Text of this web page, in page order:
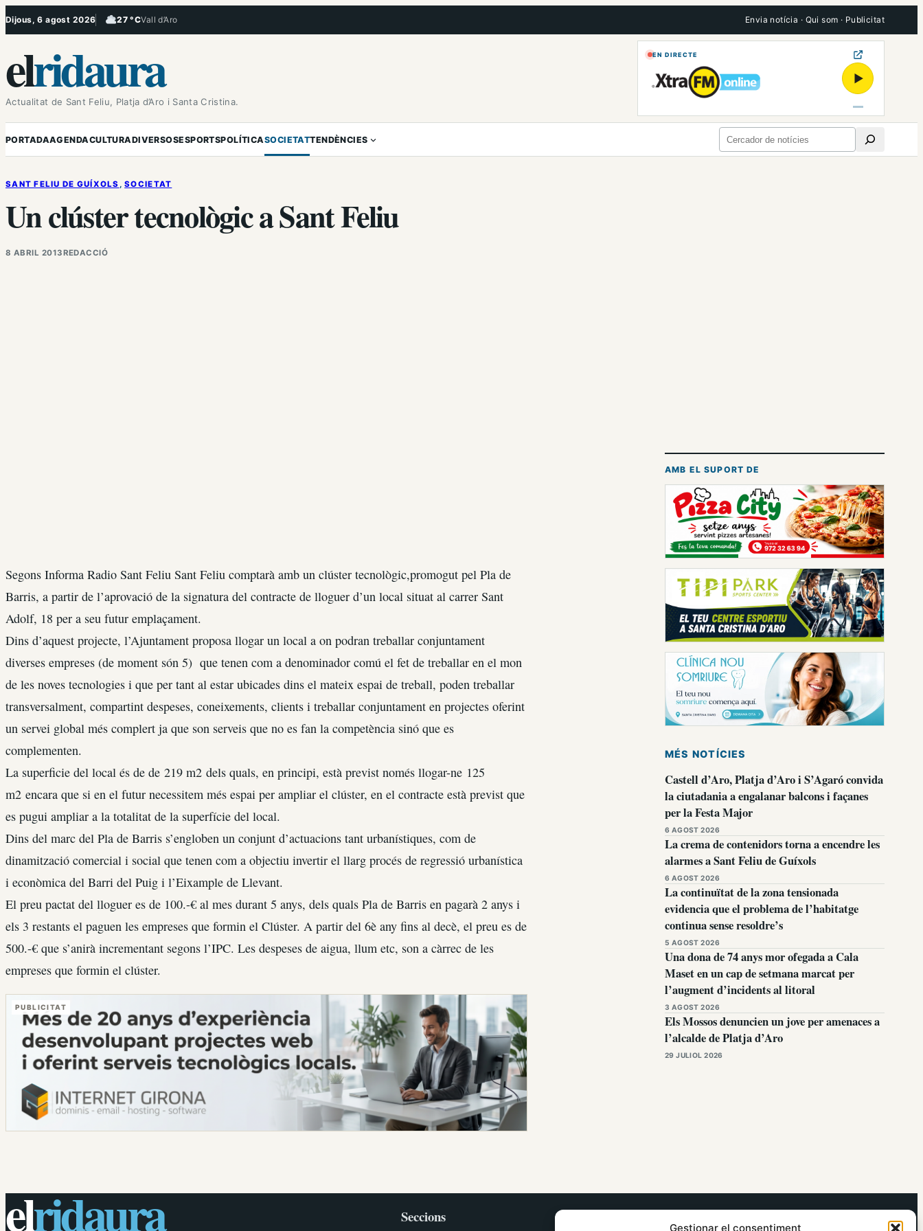
Gestionar el consentiment
Vés
Dijous, 6 agost 2026 27 °CVall d’Aro
, Ennuvolat Envia notícia · Qui som · Publicitat
elridaura
Actualitat de Sant Feliu, Platja d’Aro i Santa Cristina.
EN DIRECTE
▶
PORTADAAGENDACULTURADIVERSOSESPORTSPOLÍTICASOCIETATTENDÈNCIES Cerca
SANT FELIU DE GUÍXOLS , SOCIETAT
Un clúster tecnològic a Sant Feliu
8 ABRIL 2013REDACCIÓ
Segons Informa Radio Sant Feliu Sant Feliu comptarà amb un clúster tecnològic,promogut pel Pla de
Barris, a partir de l’aprovació de la signatura del contracte de lloguer d’un local situat al carrer Sant
Adolf, 18 per a seu futur emplaçament.
Dins d’aquest projecte, l’Ajuntament proposa llogar un local a on podran treballar conjuntament
diverses empreses (de moment són 5) que tenen com a denominador comú el fet de treballar en el mon
de les noves tecnologies i que per tant al estar ubicades dins el mateix espai de treball, poden treballar
transversalment, compartint despeses, coneixements, clients i treballar conjuntament en projectes oferint
un servei global més complert ja que son serveis que no es fan la competència sinó que es
complementen.
La superficie del local és de de 219 m2 dels quals, en principi, està previst només llogar-ne 125
m2 encara que si en el futur necessitem més espai per ampliar el clúster, en el contracte està previst que
es pugui ampliar a la totalitat de la superfície del local.
Dins del marc del Pla de Barris s’engloben un conjunt d’actuacions tant urbanístiques, com de
dinamització comercial i social que tenen com a objectiu invertir el llarg procés de regressió urbanística
i econòmica del Barri del Puig i l’Eixample de Llevant.
El preu pactat del lloguer es de 100.-€ al mes durant 5 anys, dels quals Pla de Barris en pagarà 2 anys i
els 3 restants el paguen les empreses que formin el Clúster. A partir del 6è any fins al decè, el preu es de
500.-€ que s’anirà incrementant segons l’IPC. Les despeses de aigua, llum etc, son a càrrec de les
empreses que formin el clúster.
PUBLICITAT
AMB EL SUPORT DE
MÉS NOTÍCIES
Castell d’Aro, Platja d’Aro i S’Agaró convida
la ciutadania a engalanar balcons i façanes
per la Festa Major
6 AGOST 2026
La crema de contenidors torna a encendre les
alarmes a Sant Feliu de Guíxols
6 AGOST 2026
La continuïtat de la zona tensionada
evidencia que el problema de l’habitatge
continua sense resoldre’s
5 AGOST 2026
Una dona de 74 anys mor ofegada a Cala
Maset en un cap de setmana marcat per
l’augment d’incidents al litoral
3 AGOST 2026
Els Mossos denuncien un jove per amenaces a
l’alcalde de Platja d’Aro
29 JULIOL 2026
elridaura Seccions elRidaura.com